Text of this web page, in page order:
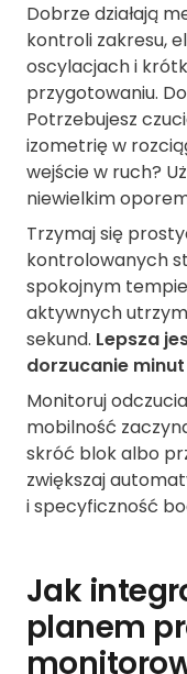
Dobrze działają
kontroli zakresu,
oscylacjach i
przygotowaniu.
Potrzebujesz
izometrię w
wejście w ruch?
niewielkim
Trzymaj się
kontrolowanych
spokojnym
aktywnych
sekund. Lepsza
dorzucanie
Monitoruj
mobilność
skróć blok albo
zwiększaj
i specyficzność
Jak
planem